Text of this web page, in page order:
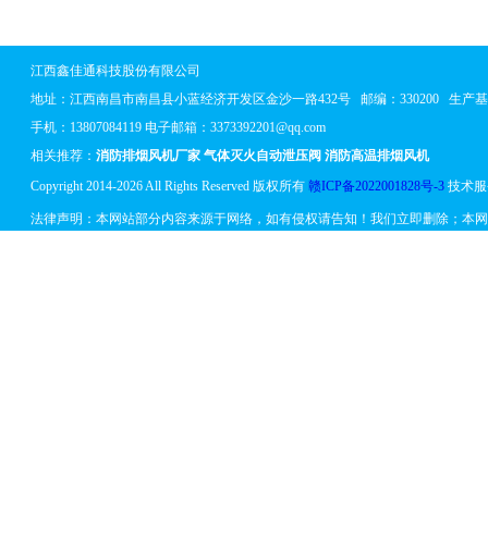
江西鑫佳通科技股份有限公司
地址： 江西南昌市南昌县小蓝经济开发区金沙一路432号邮编：330200 生产基
手机：13807084119 电子邮箱：3373392201@qq.com
相关推荐： 消防排烟风机厂家 气体灭火自动泄压阀 消防高温排烟风机
Copyright 2014-2026 All Rights Reserved 版权所有 赣ICP备2022001828号-3技术服
法律声明：本网站部分内容来源于网络，如有侵权请告知！我们立即删除；本